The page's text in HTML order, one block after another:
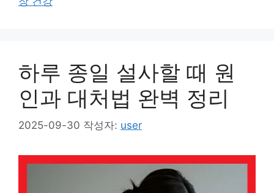
하루 종일 설사할 때 원
인과 대처법 완벽 정리
2025-09-30 작성자: user